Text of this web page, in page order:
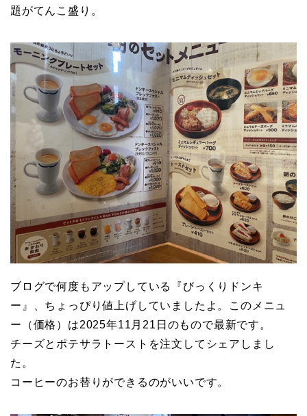
題がてんこ盛り。
ブログで何度もアップしている『びっくりドンキ
ー』、ちょっぴり値上げしていましたよ。このメニュ
ー（価格）は2025年11月21日のもので最新です。
チーズとポテサラトーストを注文してシェアしまし
た。
コーヒーのお替りができるのがいいです。